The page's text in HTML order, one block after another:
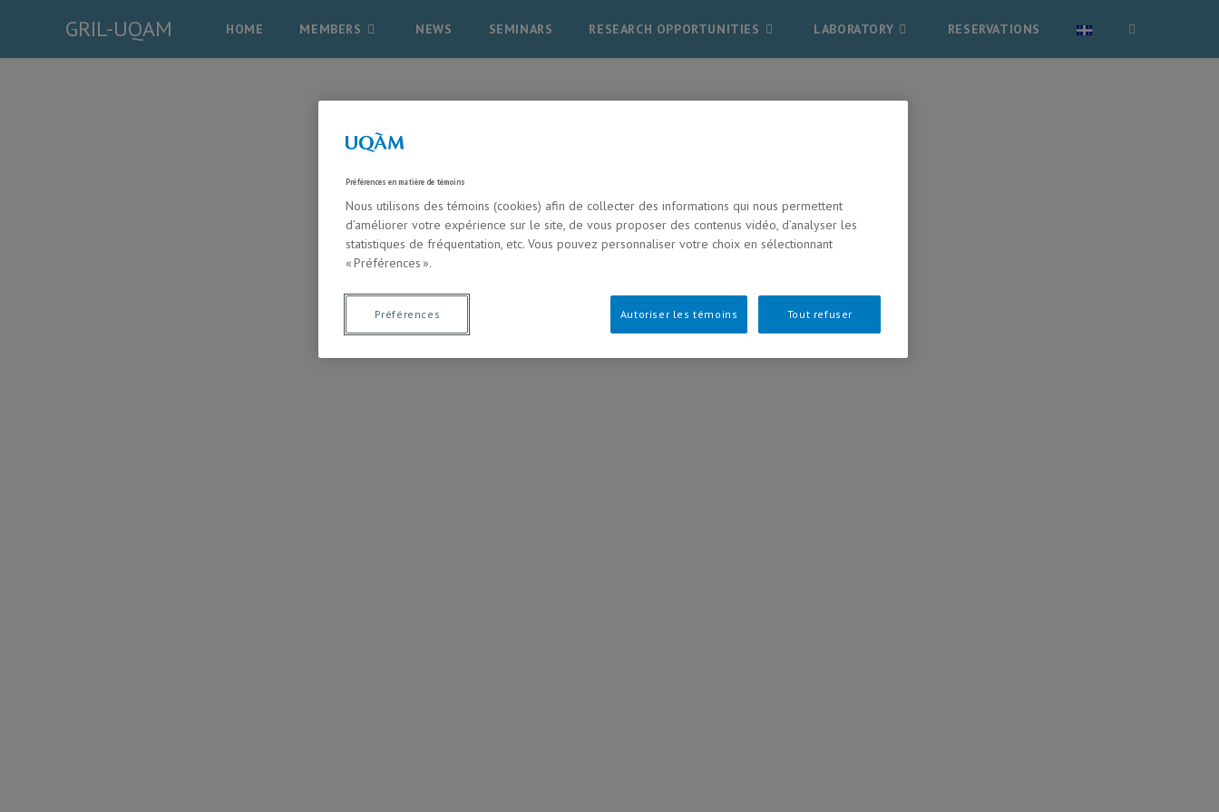
GRIL-UQAM HOME MEMBERS NEWS SEMINARS RESEARCH OPPORTUNITIES LABORATORY RESERVATIONS
Préférences en matière de témoins
Nous utilisons des témoins (cookies) afin de collecter des informations qui nous permettent
d’améliorer votre expérience sur le site, de vous proposer des contenus vidéo, d’analyser les
statistiques de fréquentation, etc. Vous pouvez personnaliser votre choix en sélectionnant
« Préférences ».
Tout refuser
Autoriser les témoins
Préférences